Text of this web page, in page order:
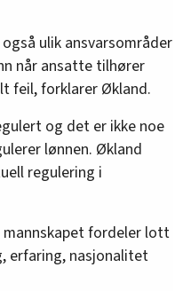
ulik ansvarsområder
når ansatte tilhører
feil, forklarer Økland.
og det er ikke noe
lønnen. Økland
regulering i
mannskapet fordeler lott
erfaring, nasjonalitet